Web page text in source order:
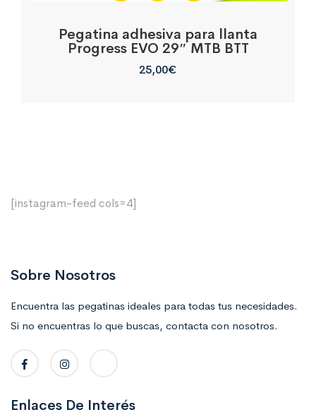
Pegatina adhesiva para llanta
Progress EVO 29″ MTB BTT
25,00€
[instagram-feed cols=4]
Sobre Nosotros
Encuentra las pegatinas ideales para todas tus necesidades.
Si no encuentras lo que buscas, contacta con nosotros.
Enlaces De Interés